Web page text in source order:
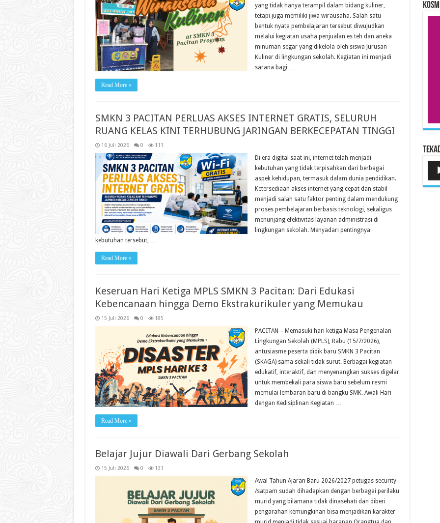
yang tidak hanya terampil dalam bidang kuliner,
tetapi juga memiliki jiwa wirausaha. Salah satu
bentuk nyata pembelajaran tersebut diwujudkan
melalui kegiatan usaha penjualan es teh dan aneka
minuman segar yang dikelola oleh siswa Jurusan
Kuliner di lingkungan sekolah. Kegiatan ini menjadi
sarana bagi …
Read More »
SMKN 3 PACITAN PERLUAS AKSES INTERNET GRATIS, SELURUH
RUANG KELAS KINI TERHUBUNG JARINGAN BERKECEPATAN TINGGI
16 Juli 2026 0 111
Di era digital saat ini, internet telah menjadi
kebutuhan yang tidak terpisahkan dari berbagai
aspek kehidupan, termasuk dalam dunia pendidikan.
Ketersediaan akses internet yang cepat dan stabil
menjadi salah satu faktor penting dalam mendukung
proses pembelajaran berbasis teknologi, sekaligus
menunjang efektivitas layanan administrasi di
lingkungan sekolah. Menyadari pentingnya
kebutuhan tersebut, …
Read More »
Keseruan Hari Ketiga MPLS SMKN 3 Pacitan: Dari Edukasi
Kebencanaan hingga Demo Ekstrakurikuler yang Memukau
15 Juli 2026 0 185
PACITAN – Memasuki hari ketiga Masa Pengenalan
Lingkungan Sekolah (MPLS), Rabu (15/7/2026),
antusiasme peserta didik baru SMKN 3 Pacitan
(SKAGA) sama sekali tidak surut. Berbagai kegiatan
edukatif, interaktif, dan menyenangkan sukses digelar
untuk membekali para siswa baru sebelum resmi
memulai lembaran baru di bangku SMK. Awali Hari
dengan Kedisiplinan Kegiatan …
Read More »
Belajar Jujur Diawali Dari Gerbang Sekolah
15 Juli 2026 0 131
Awal Tahun Ajaran Baru 2026/2027 petugas security
/satpam sudah dihadapkan dengan berbagai perilaku
murid yang bilamana tidak dinasehati dan diberi
pengarahan kemungkinan bisa menjadikan karakter